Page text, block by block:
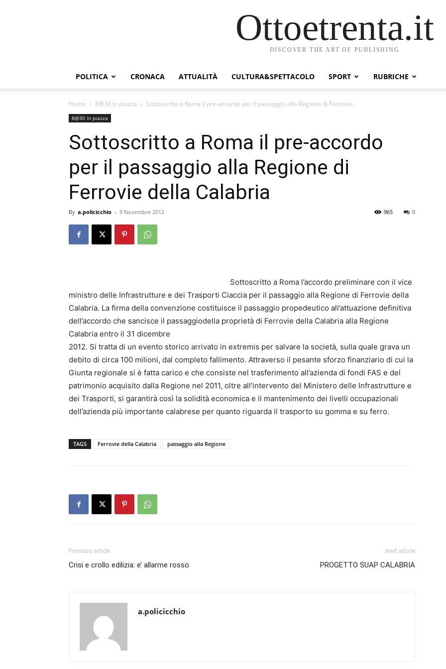
Ottoetrenta.it
DISCOVER THE ART OF PUBLISHING
POLITICA CRONACA ATTUALITÀ CULTURA&SPETTACOLO SPORT RUBRICHE
Home 8@30 in piazza Sottoscritto a Roma il pre-accordo per il passaggio alla Regione di Ferrovie...
8@30 in piazza
Sottoscritto a Roma il pre-accordo
per il passaggio alla Regione di
Ferrovie della Calabria
By a.policicchio - 9 Novembre 2012 0
965
Sottoscritto a Roma l’accordo preliminare con il vice
ministro delle Infrastrutture e dei Trasporti Ciaccia per il passaggio alla Regione di Ferrovie della
Calabria. La firma della convenzione costituisce il passaggio propedeutico all’attuazione definitiva
dell’accordo che sancisce il passaggiodella proprietà di Ferrovie della Calabria alla Regione
Calabria entro il 31 dicembre
2012. Si tratta di un evento storico arrivato in extremis per salvare la società, sulla quale grava un
debito di circa 100 milioni, dal completo fallimento. Attraverso il pesante sforzo finanziario di cui la
Giunta regionale si è fatta carico e che consiste nel trasferimento all’azienda di fondi FAS e del
patrimonio acquisito dalla Regione nel 2011, oltre all’intervento del Ministero delle Infrastrutture e
dei Trasporti, si garantirà così la solidità economica e il mantenimento dei livelli occupazionali
dell’azienda più importante calabrese per quanto riguarda il trasporto su gomma e su ferro.
TAGS Ferrovie della Calabria passaggio alla Regione
Previous article
Crisi e crollo edilizia: e’ allarme rosso
Next article
PROGETTO SUAP CALABRIA
a.policicchio